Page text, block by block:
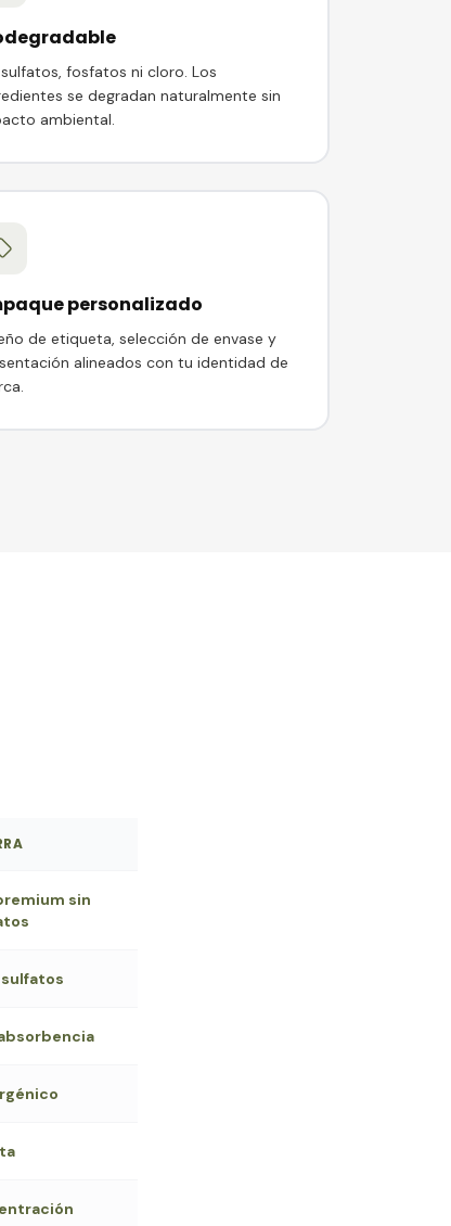
fosfatos ni cloro. Los
se degradan naturalmente sin
ambiental.
personalizado
de etiqueta, selección de envase y
alineados con tu identidad de
sin